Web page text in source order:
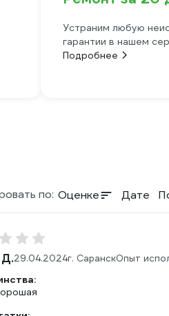
Устраним любую
гарантии в нашем
Подробнее
по: Оценке Дате
Д.29.04.2024г. СаранскОпыт